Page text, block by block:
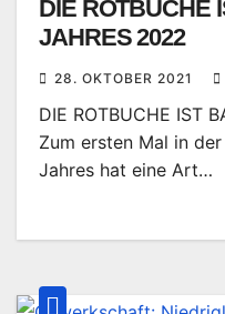
DIE ROTBUCHE
JAHRES 2022
28. OKTOBER 2021
DIE ROTBUCHE IST
Zum ersten Mal in
Jahres hat eine Art…